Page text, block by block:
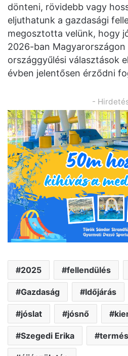
dönteni, rövidebb vagy
eljuthatunk a gazdasági
megosztotta velünk, hogy
2026-ban Magyarországon
országgyűlési választások
évben jelentősen érződni
-
2025 fellendülés
Gazdaság Időjárás
jóslat jósnő
Szegedi Erika